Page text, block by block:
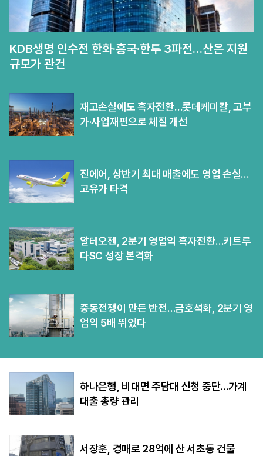
KDB생명 인수전 한화·흥국·한투 3파전…산은 지원
규모가 관건
재고손실에도 흑자전환…롯데케미칼, 고부
가·사업재편으로 체질 개선
진에어, 상반기 최대 매출에도 영업 손실…
고유가 타격
알테오젠, 2분기 영업익 흑자전환…키트루
다SC 성장 본격화
중동전쟁이 만든 반전…금호석화, 2분기 영
업익 5배 뛰었다
하나은행, 비대면 주담대 신청 중단…가계
대출 총량 관리
서장훈, 경매로 28억에 산 서초동 건물